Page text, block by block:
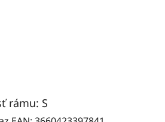
rámu: S